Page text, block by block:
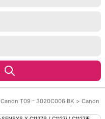
Canon T09 - 3020C006 BK Canon